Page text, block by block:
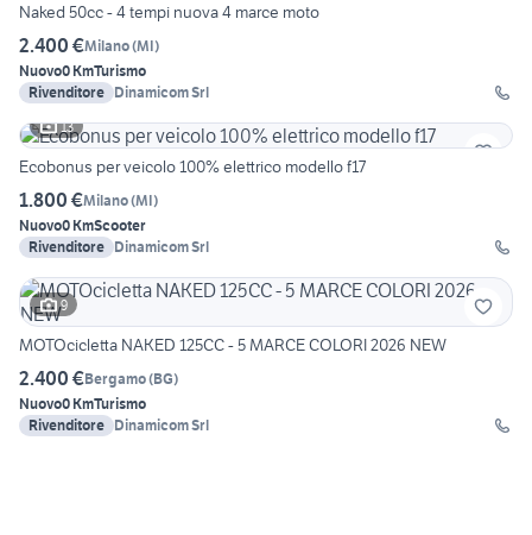
Naked 50cc - 4 tempi nuova 4 marce moto
2.400 €Milano(MI)
Nuovo0 KmTurismo
Rivenditore Dinamicom Srl
13
Ecobonus per veicolo 100% elettrico modello f17
1.800 €Milano(MI)
Nuovo0 KmScooter
Rivenditore Dinamicom Srl
9
MOTOcicletta NAKED 125CC - 5 MARCE COLORI 2026 NEW
2.400 €Bergamo(BG)
Nuovo0 KmTurismo
Rivenditore Dinamicom Srl